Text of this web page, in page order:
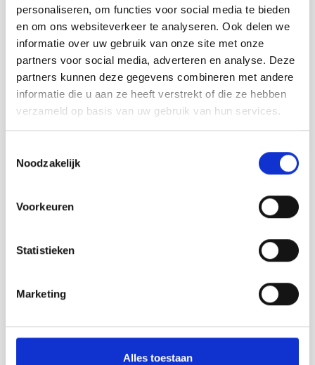
personaliseren, om functies voor social media te bieden
en om ons websiteverkeer te analyseren. Ook delen we
informatie over uw gebruik van onze site met onze
partners voor social media, adverteren en analyse. Deze
partners kunnen deze gegevens combineren met andere
informatie die u aan ze heeft verstrekt of die ze hebben
verzameld op basis van uw gebruik van hun services.
Noodzakelijk
Voorkeuren
Statistieken
Marketing
Alles toestaan
verdient zich echter terug in comfort,
energiebesparing en waardevermeerdering van
uw woning of bedrijfspand. Een goed geplaatste,
op maat gemaakte vouwwandbiedt jarenlang
gebruiksgemak.
Ontdek de voordelen van
vouwwanden
Someren en laat u verrassen door de
ervaart zelf hoe deze oplossing zorgt voor
warmtebehoud, geluidsdemping en een
adviseren u graag over de beste uitvoering voor
Een bezoek aan onze
showroom is op afspraak